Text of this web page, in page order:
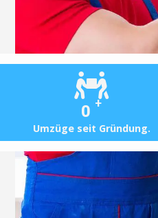
0 +
Umzüge seit Gründung.